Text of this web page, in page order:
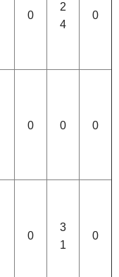
0
2
4
0
0 0 0
0
3
1
0